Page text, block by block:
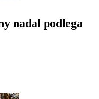
nadal podlega